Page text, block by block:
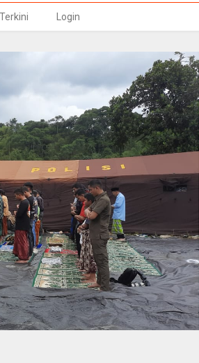
Terkini Login